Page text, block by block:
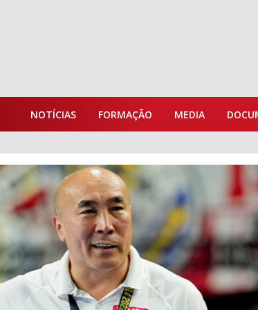
NOTÍCIAS FORMAÇÃO MEDIA